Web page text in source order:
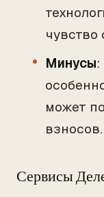
чувство
Минусы
может
взносов.
Сервисы